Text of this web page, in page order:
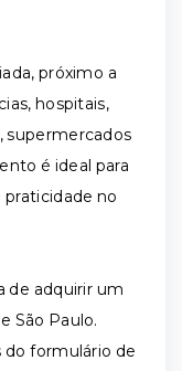
próximo a
hospitais,
supermercados
é ideal para
no
de adquirir um
São Paulo.
formulário de